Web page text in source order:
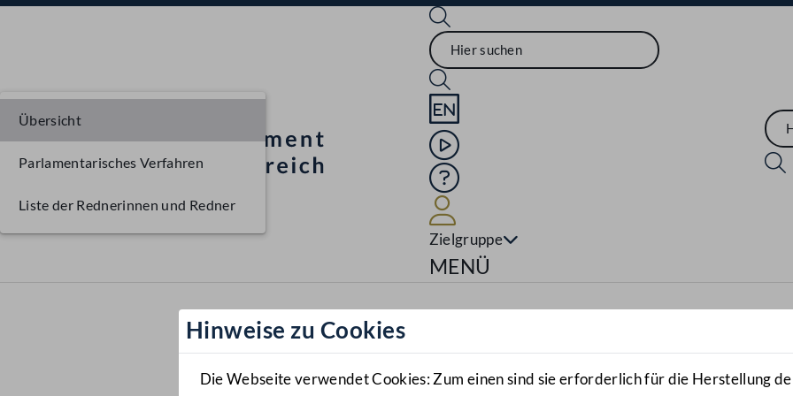
Sprache English
Mediathek
Hilfe
Zielgruppe
Navigationsmenü öffnen
MENÜ
Hinweise zu Cookies
Die Webseite verwendet Cookies: Zum einen sind sie erforderlich für die Herstellung
Übersicht
Parlamentarisches Verfahren
Liste der Rednerinnen und Redner